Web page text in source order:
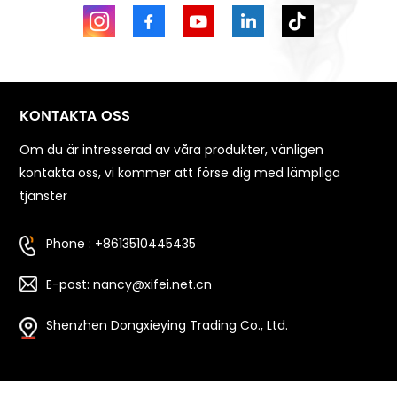
KONTAKTA OSS
Om du är intresserad av våra produkter, vänligen
kontakta oss, vi kommer att förse dig med lämpliga
tjänster
Phone : +8613510445435
E-post: nancy@xifei.net.cn
Shenzhen Dongxieying Trading Co., Ltd.